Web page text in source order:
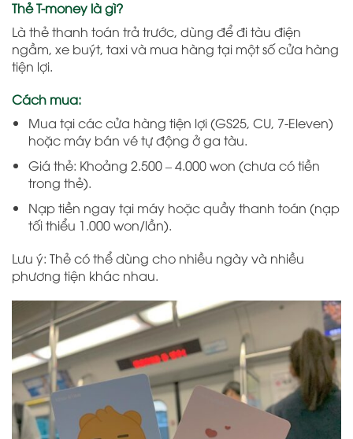
Thẻ T-money là gì?
Là thẻ thanh toán trả trước, dùng để đi tàu điện
ngầm, xe buýt, taxi và mua hàng tại một số cửa hàng
tiện lợi.
Cách mua:
Mua tại các cửa hàng tiện lợi (GS25, CU, 7-Eleven)
hoặc máy bán vé tự động ở ga tàu.
Giá thẻ: Khoảng 2.500 – 4.000 won (chưa có tiền
trong thẻ).
Nạp tiền ngay tại máy hoặc quầy thanh toán (nạp
tối thiểu 1.000 won/lần).
Lưu ý: Thẻ có thể dùng cho nhiều ngày và nhiều
phương tiện khác nhau.